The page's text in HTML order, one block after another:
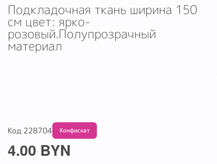
Подкладочная ткань ширина 150
см цвет: ярко-
розовый.Полупрозрачный
материал
Код 228704Обмену и возврату не подлежит
4.00 BYN